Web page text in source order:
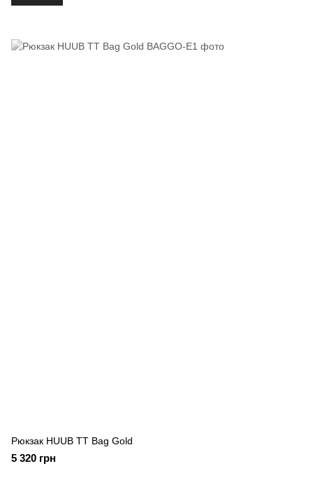
Рюкзак HUUB TT Bag Gold
5 320 грн